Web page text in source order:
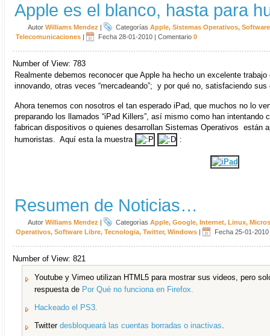
Apple es el blanco, hasta para
Autor Williams Mendez | Categorías Apple, Sistemas Operativos,
Telecomunicaciones | Fecha 28-01-2010 | Comentario 0
Number of View: 783
Realmente debemos reconocer que Apple ha hecho un excelente
innovando, otras veces “mercadeando”; y por qué no, satisfaciendo sus
Ahora tenemos con nosotros el tan esperado iPad, que muchos no lo
preparando los llamados “iPad Killers”, así mismo como han intentando
fabrican dispositivos o quienes desarrollan Sistemas Operativos están
humoristas. Aquí esta la muestra
:
Resumen de Noticias…
Autor Williams Mendez | Categorías Apple, Google, Internet, Linux,
Operativos, Software Libre, Tecnologia, Twitter, Windows | Fecha 25-01-2010
Number of View: 821
Youtube y Vimeo utilizan HTML5 para mostrar sus videos, pero
respuesta de Por Qué no funciona en Firefox.
Hackeado el PS3.
Twitter desbloqueará las cuentas borradas o inactivas.